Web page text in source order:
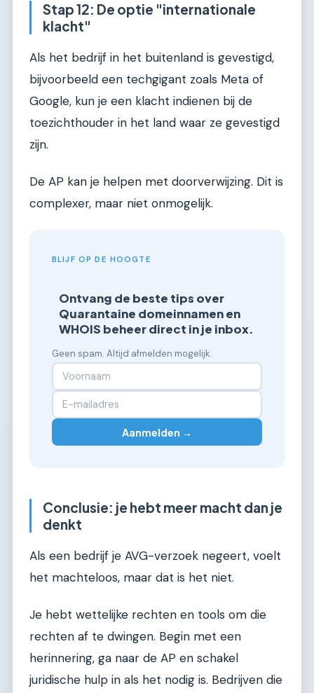
Stap 12: De optie "internationale
klacht"
Als het bedrijf in het buitenland is gevestigd,
bijvoorbeeld een techgigant zoals Meta of
Google, kun je een klacht indienen bij de
toezichthouder in het land waar ze gevestigd
zijn.
De AP kan je helpen met doorverwijzing. Dit is
complexer, maar niet onmogelijk.
BLIJF OP DE HOOGTE
Ontvang de beste tips over
Quarantaine domeinnamen en
WHOIS beheer direct in je inbox.
Geen spam. Altijd afmelden mogelijk.
Aanmelden →
Conclusie: je hebt meer macht dan je
denkt
Als een bedrijf je AVG-verzoek negeert, voelt
het machteloos, maar dat is het niet.
Je hebt wettelijke rechten en tools om die
rechten af te dwingen. Begin met een
herinnering, ga naar de AP en schakel
juridische hulp in als het nodig is. Bedrijven die